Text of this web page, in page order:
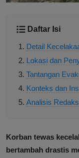
Daftar Isi
Detail
Lokasi dan
Tantangan
Konteks dan
Analisis
Korban tewas
bertambah drastis